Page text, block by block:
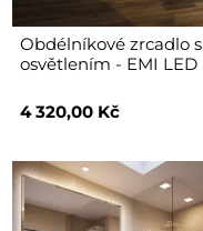
Obdélníkové zrcadlo s
osvětlením - EMI LED
4 320,00 Kč